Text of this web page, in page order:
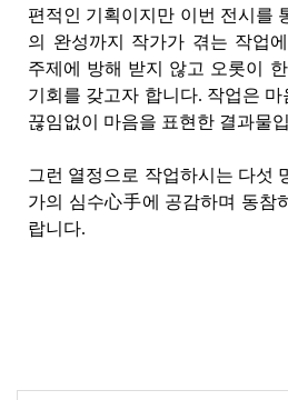
편적인 기획이지만 이번 전시를
의 완성까지 작가가 겪는 작업
주제에 방해 받지 않고 오롯이
기회를 갖고자 합니다. 작업은
끊임없이 마음을 표현한 결과물
그런 열정으로 작업하시는 다섯
가의 심수心手에 공감하며 동참
랍니다.